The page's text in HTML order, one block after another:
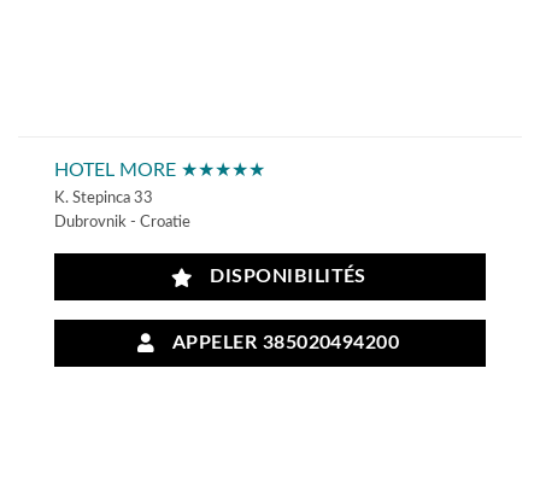
HOTEL MORE ★★★★★
K. Stepinca 33
Dubrovnik - Croatie
DISPONIBILITÉS
APPELER 385020494200